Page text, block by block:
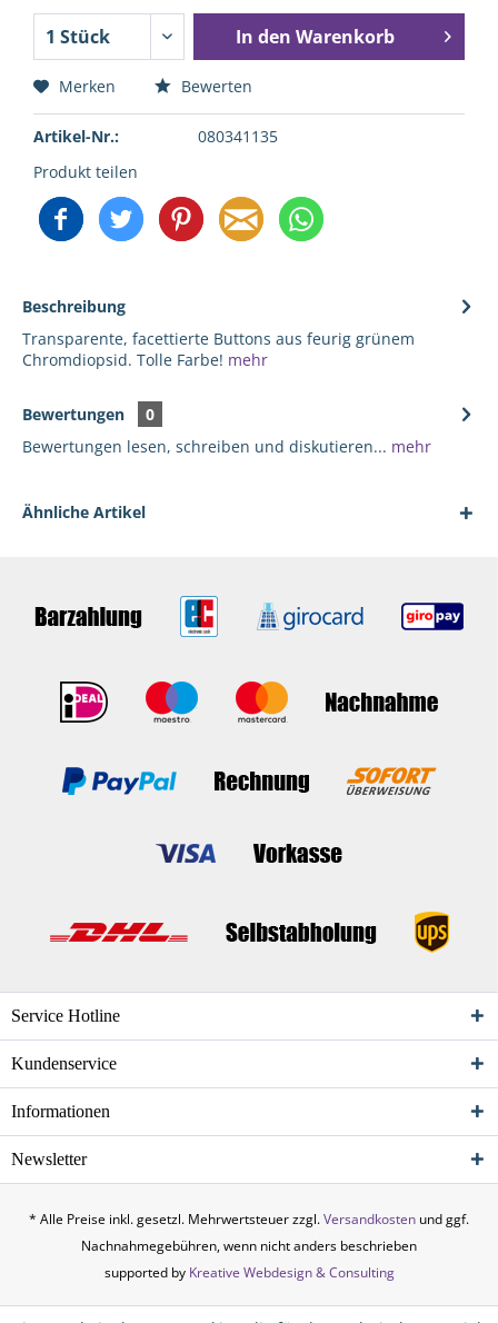
In den Warenkorb
Merken Bewerten
Artikel-Nr.:
080341135
Produkt teilen
Beschreibung
Transparente, facettierte Buttons aus feurig grünem
Chromdiopsid. Tolle Farbe! mehr
Bewertungen
0
Bewertungen lesen, schreiben und diskutieren... mehr
Ähnliche Artikel
Service Hotline
Kundenservice
Informationen
Newsletter
* Alle Preise inkl. gesetzl. Mehrwertsteuer zzgl.Versandkosten und ggf.
Nachnahmegebühren, wenn nicht anders beschrieben
supported by Kreative Webdesign & Consulting